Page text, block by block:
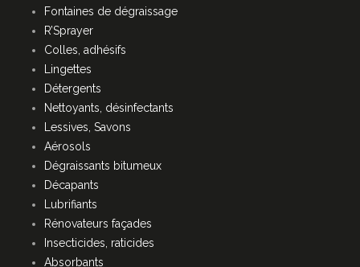
Fontaines de dégraissage
R’Sprayer
Colles, adhésifs
Lingettes
Détergents
Nettoyants, désinfectants
Lessives, Savons
Aérosols
Dégraissants bitumeux
Décapants
Lubrifiants
Rénovateurs façades
Insecticides, raticides
Absorbants